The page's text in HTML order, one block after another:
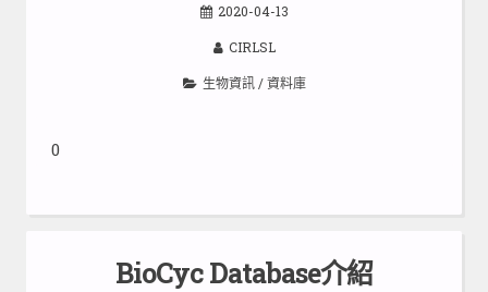
2020-04-13
CIRLSL
生物資訊/資料庫
0
BioCyc Database介紹